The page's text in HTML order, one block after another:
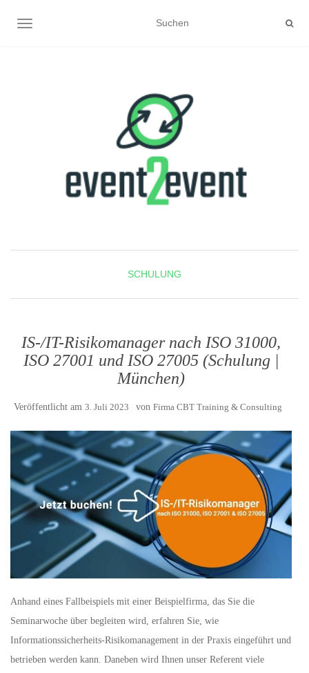
NAVIGATION UMSCHALTEN
SCHULUNG
IS-/IT-Risikomanager nach ISO 31000,
ISO 27001 und ISO 27005 (Schulung |
München)
Veröffentlicht am 3. Juli 2023 von Firma CBT Training & Consulting
Anhand eines Fallbeispiels mit einer Beispielfirma, das Sie die
Seminarwoche über begleiten wird, erfahren Sie, wie
Informationssicherheits-Risikomanagement in der Praxis eingeführt und
betrieben werden kann. Daneben wird Ihnen unser Referent viele